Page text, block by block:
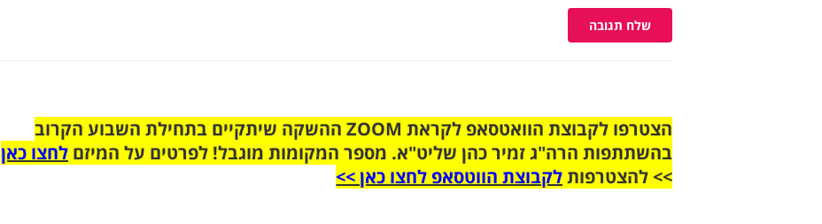
שלח תגובה
הצטרפו לקבוצת הוואטסאפ לקראת ZOOM ההשקה שיתקיים בתחילת השבוע הקרוב
בהשתתפות הרה"ג זמיר כהן שליט"א. מספר המקומות מוגבל! לפרטים על המיזם לחצו כאן
>> להצטרפותלקבוצת הווטסאפ לחצו כאן >>